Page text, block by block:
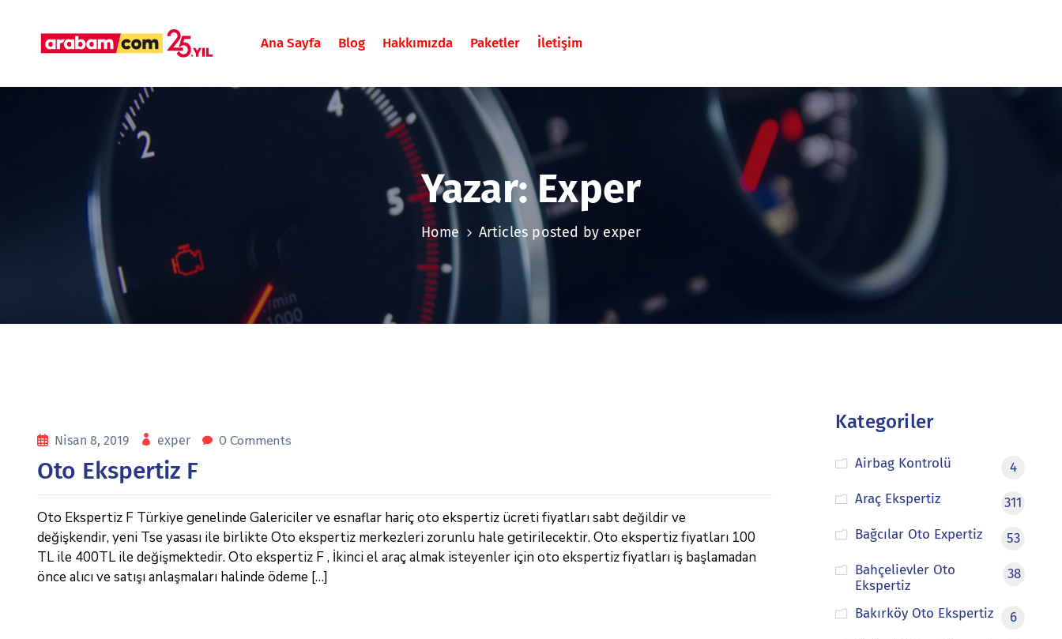
Ana Sayfa Blog Hakkımızda Paketler İletişim
Yazar:Exper
Home Articles posted by exper
Nisan 8, 2019 exper 0 Comments
Oto Ekspertiz F
Oto Ekspertiz F Türkiye genelinde Galericiler ve esnaflar hariç oto ekspertiz ücreti fiyatları sabt değildir ve
değişkendir, yeni Tse yasası ile birlikte Oto ekspertiz merkezleri zorunlu hale getirilecektir. Oto ekspertiz fiyatları 100
TL ile 400TL ile değişmektedir. Oto ekspertiz F , İkinci el araç almak isteyenler için oto ekspertiz fiyatları iş başlamadan
önce alıcı ve satışı anlaşmaları halinde ödeme […]
Kategoriler
Airbag Kontrolü
4
Araç Ekspertiz
311
Bağcılar Oto Expertiz
53
Bahçelievler Oto
Ekspertiz
38
Bakırköy Oto Ekspertiz
6